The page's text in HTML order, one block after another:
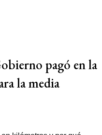
pagó en la
la media